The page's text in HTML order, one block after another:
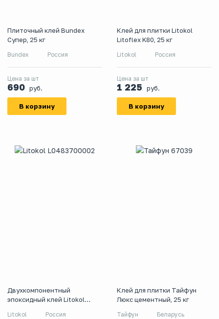
Плиточный клей Bundex
Супер, 25 кг
Bundex Россия
Цена за шт
690 руб.
В корзину
Клей для плитки Litokol
Litoflex K80, 25 кг
Litokol Россия
Цена за шт
1 225 руб.
В корзину
Двухкомпонентный
эпоксидный клей Litokol
Litokol Россия
Клей для плитки Тайфун
Люкс цементный, 25 кг
Тайфун Беларусь